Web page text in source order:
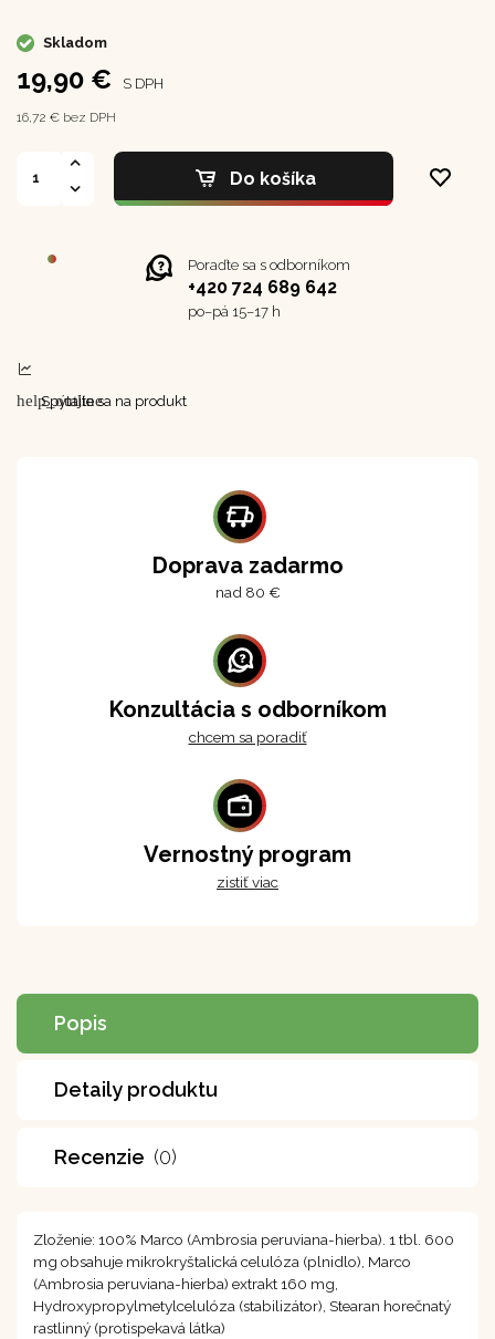
Skladom
19,90 € S DPH
16,72 € bez DPH
Do košíka
Poraďte sa s odborníkom
+420 724 689 642
po–⁠⁠⁠⁠⁠⁠pá 15–17 h
help_outline
Spýtajte sa na produkt
Doprava zadarmo
nad 80 €
Konzultácia s odborníkom
chcem sa poradiť
Vernostný program
zistiť viac
Popis
Detaily produktu
Recenzie (0)
Zloženie: 100% Marco (Ambrosia peruviana-hierba). 1 tbl. 600
mg obsahuje mikrokryštalická celulóza (plnidlo), Marco
(Ambrosia peruviana-hierba) extrakt 160 mg,
Hydroxypropylmetylcelulóza (stabilizátor), Stearan horečnatý
rastlinný (protispekavá látka)